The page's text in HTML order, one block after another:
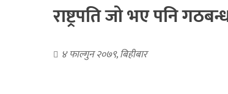
राष्ट्रपति जो भए पनि
४ फाल्गुन २०७९, बिहीबार